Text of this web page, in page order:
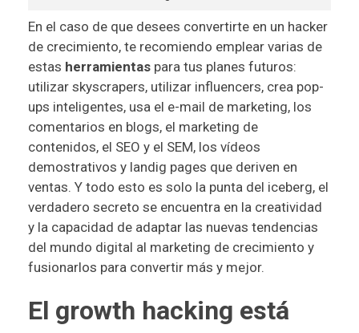
En el caso de que desees convertirte en un hacker
de crecimiento, te recomiendo emplear varias de
estas herramientas para tus planes futuros:
utilizar skyscrapers, utilizar influencers, crea pop-
ups inteligentes, usa el e-mail de marketing, los
comentarios en blogs, el marketing de
contenidos, el SEO y el SEM, los vídeos
demostrativos y landig pages que deriven en
ventas. Y todo esto es solo la punta del iceberg, el
verdadero secreto se encuentra en la creatividad
y la capacidad de adaptar las nuevas tendencias
del mundo digital al marketing de crecimiento y
fusionarlos para convertir más y mejor.
El growth hacking está